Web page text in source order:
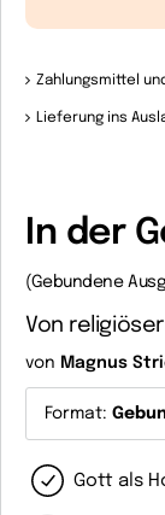
Zahlungsmittel
Lieferung ins
In der
(Gebundene
Von
von Magnus
Format:
Gott als